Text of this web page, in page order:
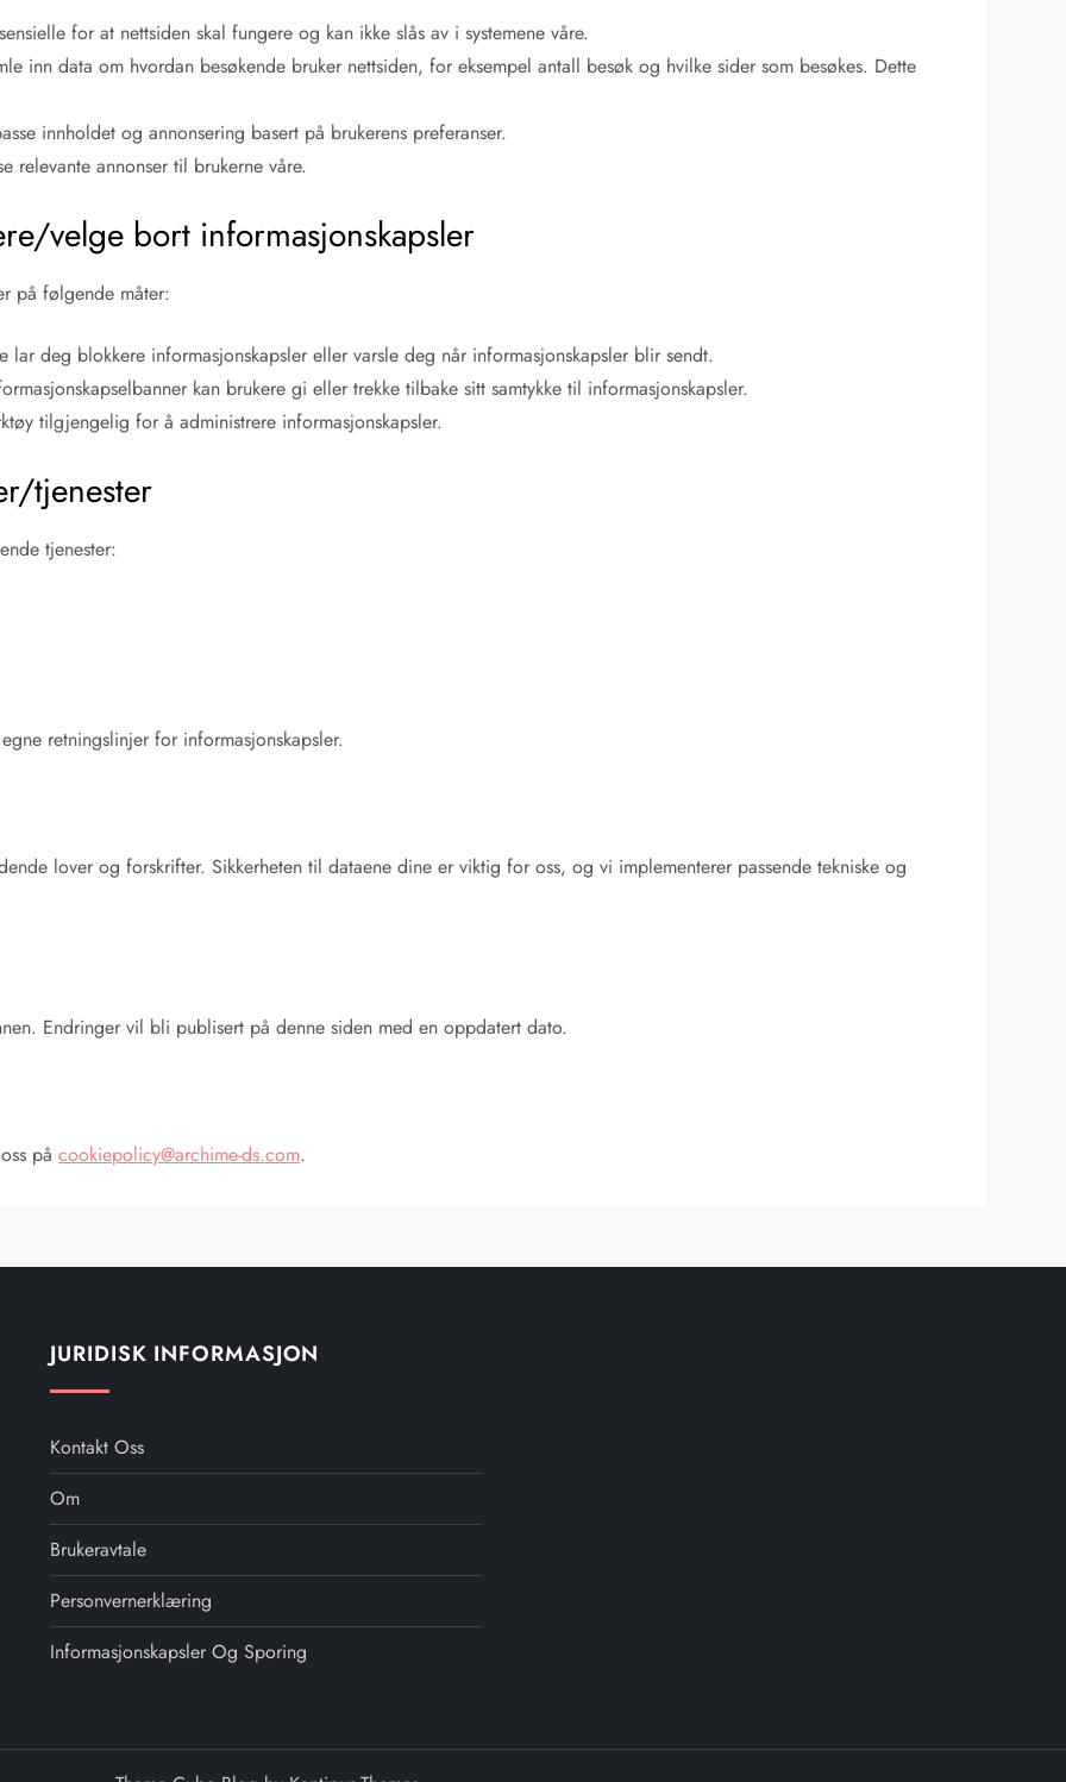
for at nettsiden skal fungere og kan ikke slås av i systemene våre.
inn data om hvordan besøkende bruker nettsiden, for eksempel antall besøk og hvilke sider som besøkes. Dette
innholdet og annonsering basert på brukerens preferanser.
relevante annonser til brukerne våre.
velge bort informasjonskapsler
på følgende måter:
lar deg blokkere informasjonskapsler eller varsle deg når informasjonskapsler blir sendt.
kan brukere gi eller trekke tilbake sitt samtykke til informasjonskapsler.
tilgjengelig for å administrere informasjonskapsler.
tjenester
tjenester:
retningslinjer for informasjonskapsler.
lover og forskrifter. Sikkerheten til dataene dine er viktig for oss, og vi implementerer passende tekniske og
Endringer vil bli publisert på denne siden med en oppdatert dato.
påcookiepolicy@archime-ds.com.
JURIDISK INFORMASJON
Kontakt Oss
Om
Brukeravtale
Personvernerklæring
Informasjonskapsler Og Sporing